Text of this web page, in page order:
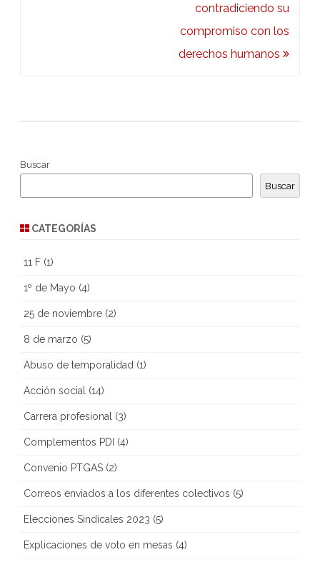
contradiciendo su
compromiso con los
derechos humanos
Buscar
Buscar
CATEGORÍAS
11 F (1)
1º de Mayo (4)
25 de noviembre (2)
8 de marzo (5)
Abuso de temporalidad (1)
Acción social (14)
Carrera profesional (3)
Complementos PDI (4)
Convenio PTGAS (2)
Correos enviados a los diferentes colectivos (5)
Elecciones Sindicales 2023 (5)
Explicaciones de voto en mesas (4)